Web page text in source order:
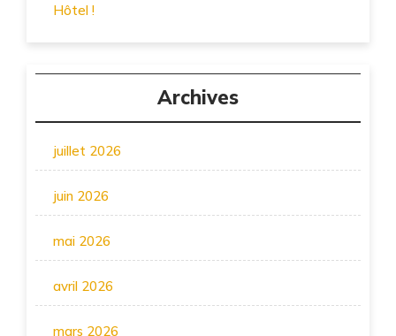
Hôtel !
Archives
juillet 2026
juin 2026
mai 2026
avril 2026
mars 2026